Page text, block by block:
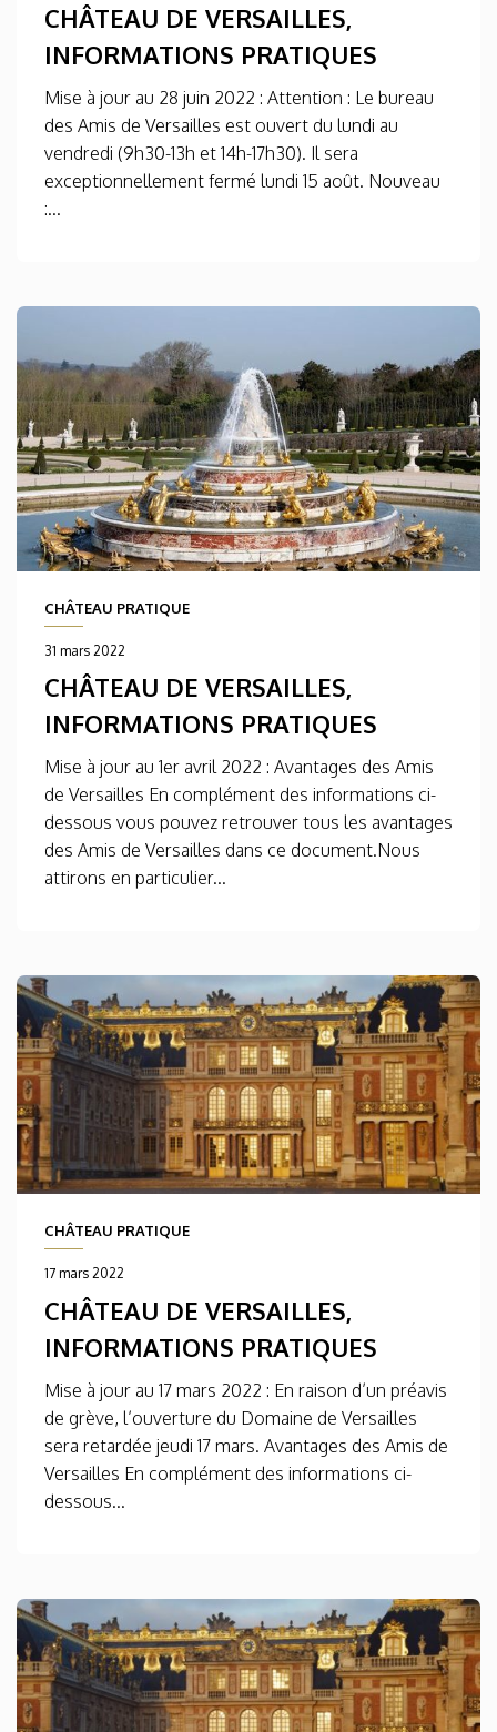
CHÂTEAU DE VERSAILLES,
INFORMATIONS PRATIQUES
Mise à jour au 28 juin 2022 : Attention : Le bureau
des Amis de Versailles est ouvert du lundi au
vendredi (9h30-13h et 14h-17h30). Il sera
exceptionnellement fermé lundi 15 août. Nouveau
:...
CHÂTEAU PRATIQUE
31 mars 2022
CHÂTEAU DE VERSAILLES,
INFORMATIONS PRATIQUES
Mise à jour au 1er avril 2022 : Avantages des Amis
de Versailles En complément des informations ci-
dessous vous pouvez retrouver tous les avantages
des Amis de Versailles dans ce document.Nous
attirons en particulier...
CHÂTEAU PRATIQUE
17 mars 2022
CHÂTEAU DE VERSAILLES,
INFORMATIONS PRATIQUES
Mise à jour au 17 mars 2022 : En raison d’un préavis
de grève, l’ouverture du Domaine de Versailles
sera retardée jeudi 17 mars. Avantages des Amis de
Versailles En complément des informations ci-
dessous...